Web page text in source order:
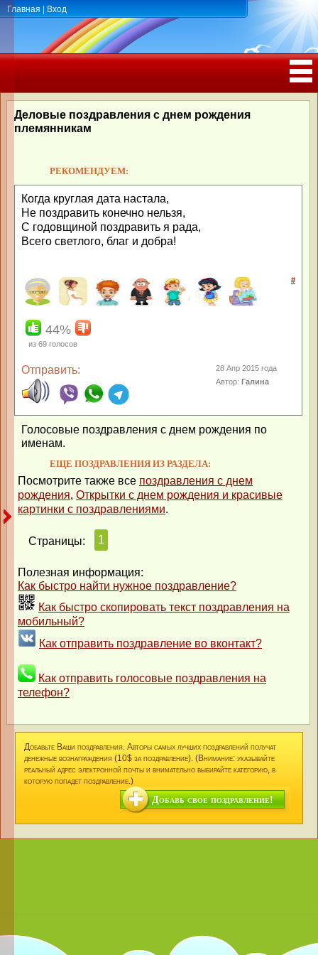
Главная Вход
РОЖДЕНИЯ, ЮБИЛЕЕМ
Деловые поздравления с днем рождения
племянникам
РЕКОМЕНДУЕМ:
Когда круглая дата настала,
Не поздравить конечно нельзя,
С годовщиной поздравить я рада,
Всего светлого, благ и добра!
#
44%
из 69 голосов
Отправить:
28 Апр 2015 года
Автор:Галина
Голосовые поздравления с днем рождения по
именам.
ЕЩЕ ПОЗДРАВЛЕНИЯ ИЗ РАЗДЕЛА:
Посмотрите также все поздравления с днем
рождения, Открытки с днем рождения и красивые
картинки с поздравлениями.
Страницы: 1
Полезная информация:
Как быстро найти нужное поздравление?
Как быстро скопировать текст поздравления на
мобильный?
Как отправить поздравление во вконтакт?
Как отправить голосовые поздравления на
телефон?
Добавьте Ваши поздравления. Авторы самых лучших поздравлений получат
денежные вознаграждения (10$ за поздравление). (Внимание: указывайте
реальный адрес электронной почты и внимательно выбирайте категорию, в
которую попадет поздравление.)
Добавь свое поздравление!